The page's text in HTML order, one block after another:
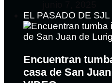
EL PASADO DE SJL
Encuentran
casa de San